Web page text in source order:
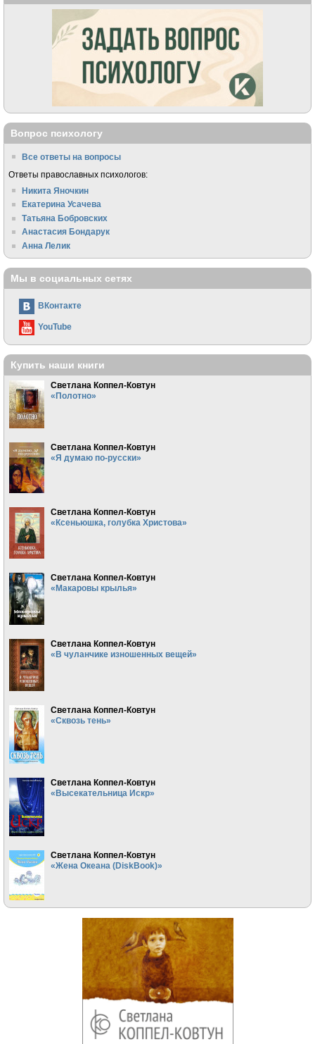
Вопрос психологу
Все ответы на вопросы
Ответы православных психологов:
Никита Яночкин
Екатерина Усачева
Татьяна Бобровских
Анастасия Бондарук
Анна Лелик
Мы в социальных сетях
ВКонтакте
YouTube
Купить наши книги
Светлана Коппел-Ковтун
«Полотно»
Светлана Коппел-Ковтун
«Я думаю по-русски»
Светлана Коппел-Ковтун
«Ксеньюшка, голубка Христова»
Светлана Коппел-Ковтун
«Макаровы крылья»
Светлана Коппел-Ковтун
«В чуланчике изношенных вещей»
Светлана Коппел-Ковтун
«Сквозь тень»
Светлана Коппел-Ковтун
«Высекательница Искр»
Светлана Коппел-Ковтун
«Жена Океана (DiskBook)»